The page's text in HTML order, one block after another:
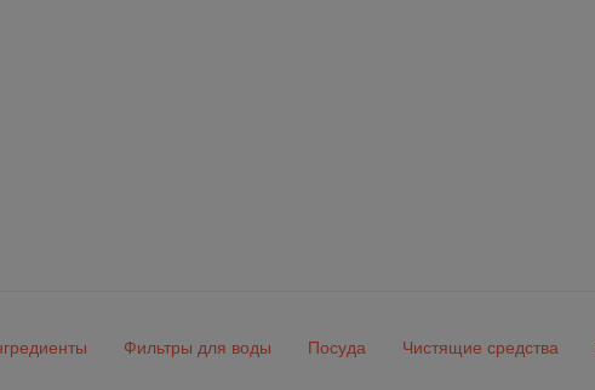
Фильтры для воды Посуда Чистящие средства